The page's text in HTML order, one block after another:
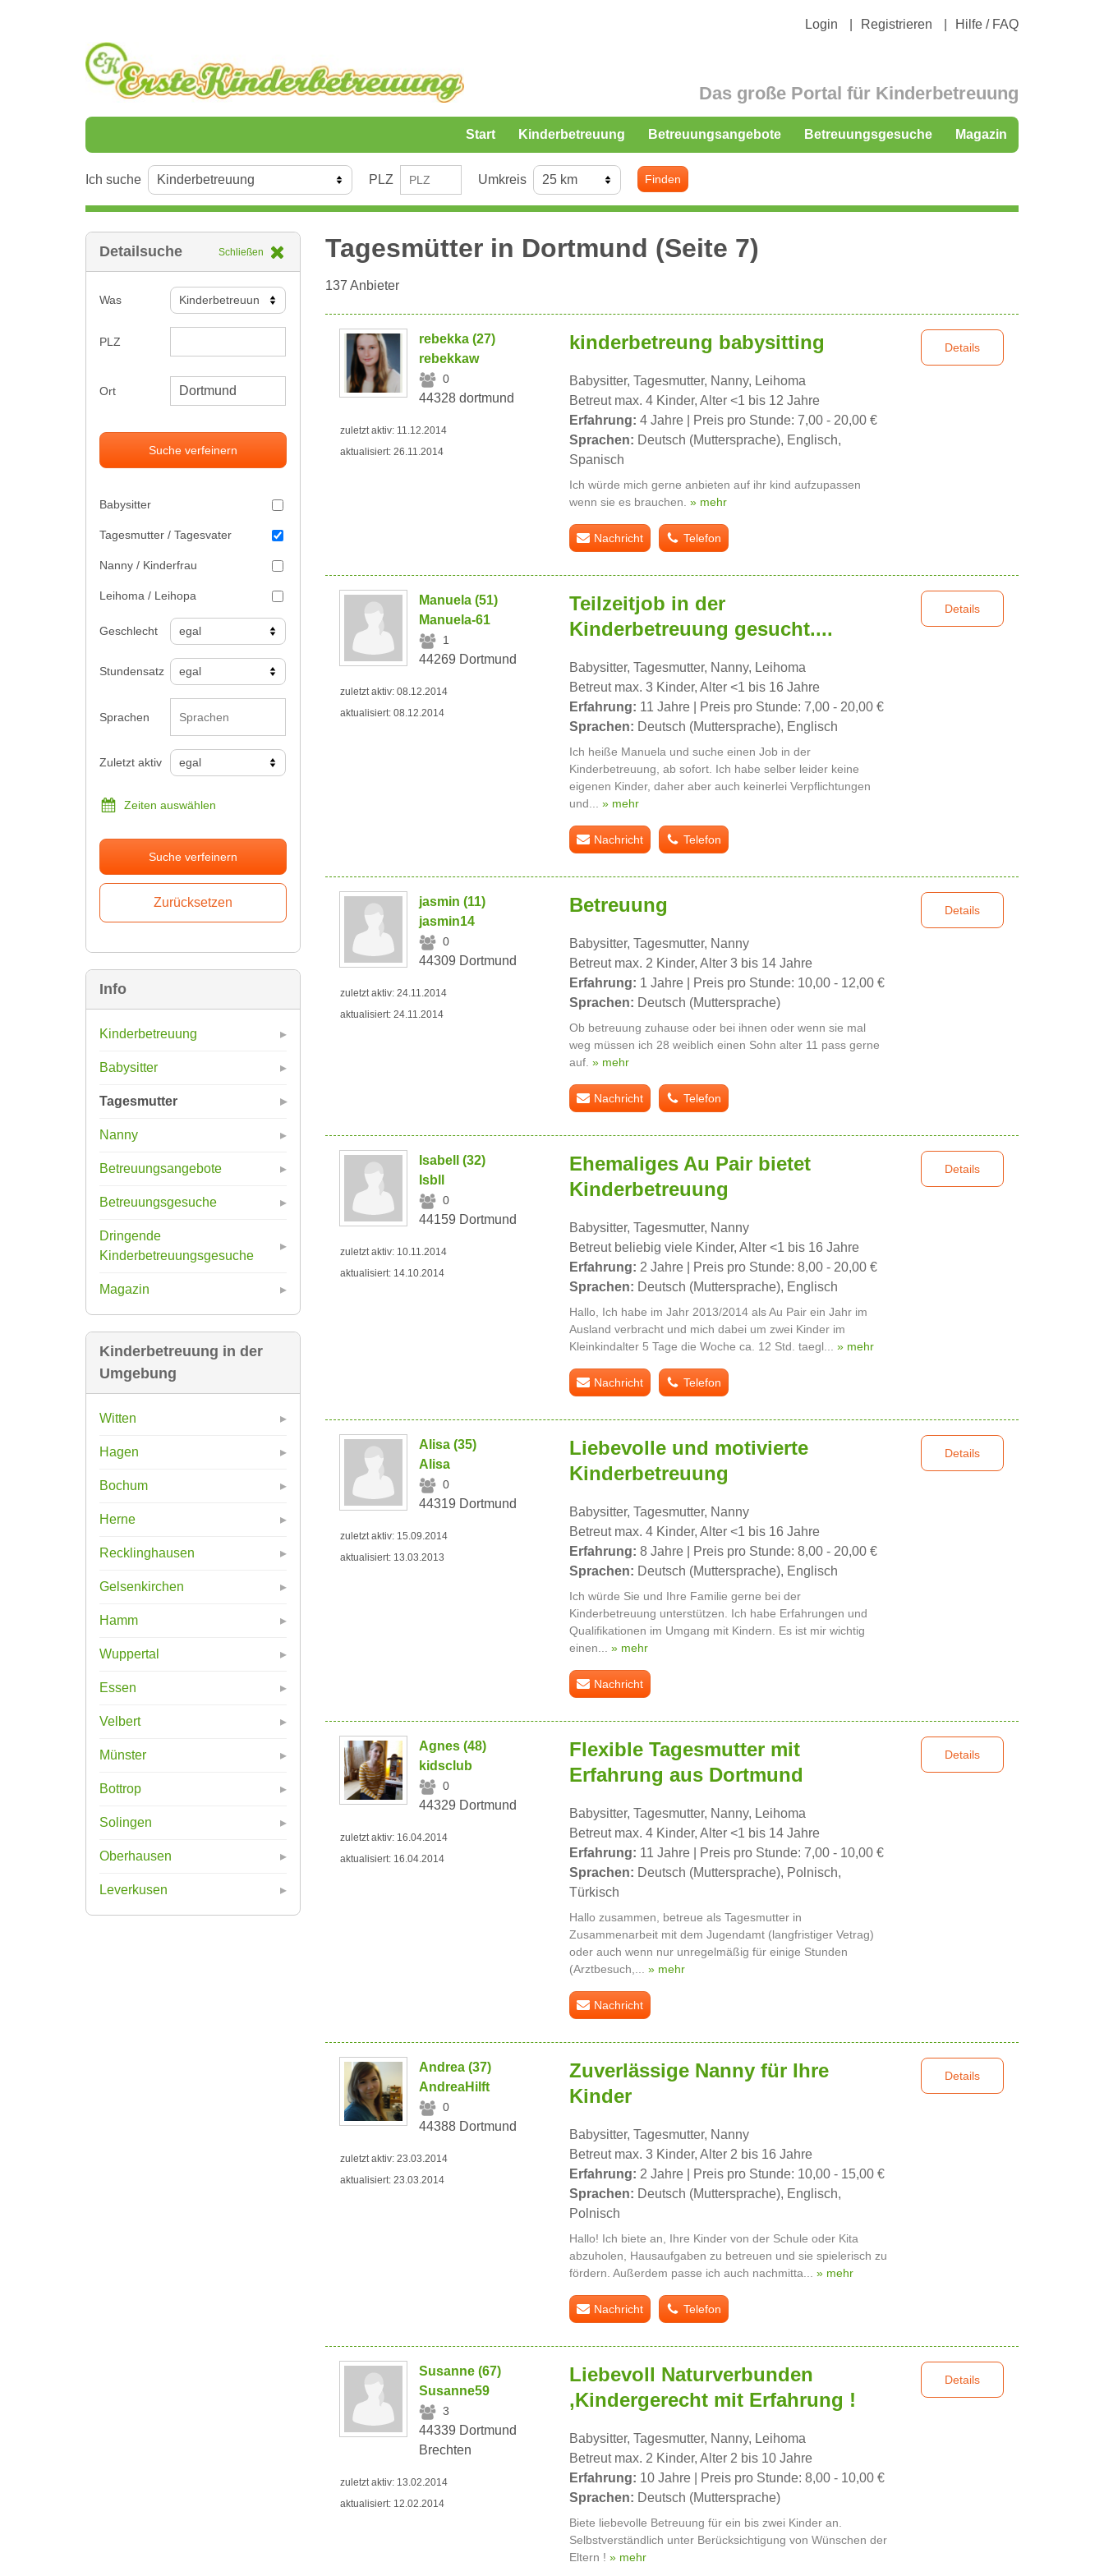
Login Registrieren Hilfe / FAQ
Das große Portal für Kinderbetreuung
Start Kinderbetreuung Betreuungsangebote Betreuungsgesuche Magazin
Ich suche PLZ Umkreis Finden
Detailsuche Schließen
Was
PLZ
Ort
Suche verfeinern
Babysitter
Tagesmutter / Tagesvater
Nanny / Kinderfrau
Leihoma / Leihopa
Geschlecht
Stundensatz
Sprachen
Zuletzt aktiv
Zeiten auswählen
Suche verfeinern
Info
Kinderbetreuung
Babysitter
Tagesmutter
Nanny
Betreuungsangebote
Betreuungsgesuche
Dringende
Kinderbetreuungsgesuche
Magazin
Kinderbetreuung in der
Umgebung
Witten
Hagen
Bochum
Herne
Recklinghausen
Gelsenkirchen
Hamm
Wuppertal
Essen
Velbert
Münster
Bottrop
Solingen
Oberhausen
Leverkusen
Tagesmütter in Dortmund (Seite 7)
137 Anbieter
rebekka (27)
rebekkaw
0
44328 dortmund
zuletzt aktiv: 11.12.2014
aktualisiert: 26.11.2014
kinderbetreung babysitting
Babysitter, Tagesmutter, Nanny, Leihoma
Betreut max. 4 Kinder, Alter <1 bis 12 Jahre
Erfahrung: 4 Jahre | Preis pro Stunde: 7,00 - 20,00 €
Sprachen: Deutsch (Muttersprache), Englisch,
Spanisch
Ich würde mich gerne anbieten auf ihr kind aufzupassen
wenn sie es brauchen. » mehr
Details
Nachricht Telefon
Manuela (51)
Manuela-61
1
44269 Dortmund
zuletzt aktiv: 08.12.2014
aktualisiert: 08.12.2014
Teilzeitjob in der
Kinderbetreuung gesucht....
Babysitter, Tagesmutter, Nanny, Leihoma
Betreut max. 3 Kinder, Alter <1 bis 16 Jahre
Erfahrung: 11 Jahre | Preis pro Stunde: 7,00 - 20,00 €
Sprachen: Deutsch (Muttersprache), Englisch
Ich heiße Manuela und suche einen Job in der
Kinderbetreuung, ab sofort. Ich habe selber leider keine
eigenen Kinder, daher aber auch keinerlei Verpflichtungen
und... » mehr
Details
Nachricht Telefon
jasmin (11)
jasmin14
0
44309 Dortmund
zuletzt aktiv: 24.11.2014
aktualisiert: 24.11.2014
Betreuung
Babysitter, Tagesmutter, Nanny
Betreut max. 2 Kinder, Alter 3 bis 14 Jahre
Erfahrung: 1 Jahre | Preis pro Stunde: 10,00 - 12,00 €
Sprachen: Deutsch (Muttersprache)
Ob betreuung zuhause oder bei ihnen oder wenn sie mal
weg müssen ich 28 weiblich einen Sohn alter 11 pass gerne
auf. » mehr
Details
Nachricht Telefon
Isabell (32)
Isbll
0
44159 Dortmund
zuletzt aktiv: 10.11.2014
aktualisiert: 14.10.2014
Ehemaliges Au Pair bietet
Kinderbetreuung
Babysitter, Tagesmutter, Nanny
Betreut beliebig viele Kinder, Alter <1 bis 16 Jahre
Erfahrung: 2 Jahre | Preis pro Stunde: 8,00 - 20,00 €
Sprachen: Deutsch (Muttersprache), Englisch
Hallo, Ich habe im Jahr 2013/2014 als Au Pair ein Jahr im
Ausland verbracht und mich dabei um zwei Kinder im
Kleinkindalter 5 Tage die Woche ca. 12 Std. taegl... » mehr
Details
Nachricht Telefon
Alisa (35)
Alisa
0
44319 Dortmund
zuletzt aktiv: 15.09.2014
aktualisiert: 13.03.2013
Liebevolle und motivierte
Kinderbetreuung
Babysitter, Tagesmutter, Nanny
Betreut max. 4 Kinder, Alter <1 bis 16 Jahre
Erfahrung: 8 Jahre | Preis pro Stunde: 8,00 - 20,00 €
Sprachen: Deutsch (Muttersprache), Englisch
Ich würde Sie und Ihre Familie gerne bei der
Kinderbetreuung unterstützen. Ich habe Erfahrungen und
Qualifikationen im Umgang mit Kindern. Es ist mir wichtig
einen... » mehr
Details
Nachricht
Agnes (48)
kidsclub
0
44329 Dortmund
zuletzt aktiv: 16.04.2014
aktualisiert: 16.04.2014
Flexible Tagesmutter mit
Erfahrung aus Dortmund
Babysitter, Tagesmutter, Nanny, Leihoma
Betreut max. 4 Kinder, Alter <1 bis 14 Jahre
Erfahrung: 11 Jahre | Preis pro Stunde: 7,00 - 10,00 €
Sprachen: Deutsch (Muttersprache), Polnisch,
Türkisch
Hallo zusammen, betreue als Tagesmutter in
Zusammenarbeit mit dem Jugendamt (langfristiger Vetrag)
oder auch wenn nur unregelmäßig für einige Stunden
(Arztbesuch,... » mehr
Details
Nachricht
Andrea (37)
AndreaHilft
0
44388 Dortmund
zuletzt aktiv: 23.03.2014
aktualisiert: 23.03.2014
Zuverlässige Nanny für Ihre
Kinder
Babysitter, Tagesmutter, Nanny
Betreut max. 3 Kinder, Alter 2 bis 16 Jahre
Erfahrung: 2 Jahre | Preis pro Stunde: 10,00 - 15,00 €
Sprachen: Deutsch (Muttersprache), Englisch,
Polnisch
Hallo! Ich biete an, Ihre Kinder von der Schule oder Kita
abzuholen, Hausaufgaben zu betreuen und sie spielerisch zu
fördern. Außerdem passe ich auch nachmitta... » mehr
Details
Nachricht Telefon
Susanne (67)
Susanne59
3
44339 Dortmund
Brechten
zuletzt aktiv: 13.02.2014
aktualisiert: 12.02.2014
Liebevoll Naturverbunden
,Kindergerecht mit Erfahrung !
Babysitter, Tagesmutter, Nanny, Leihoma
Betreut max. 2 Kinder, Alter 2 bis 10 Jahre
Erfahrung: 10 Jahre | Preis pro Stunde: 8,00 - 10,00 €
Sprachen: Deutsch (Muttersprache)
Biete liebevolle Betreuung für ein bis zwei Kinder an.
Selbstverständlich unter Berücksichtigung von Wünschen der
Eltern ! » mehr
Details